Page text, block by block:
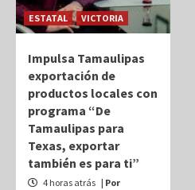
ESTATAL VICTORIA
Impulsa Tamaulipas
exportación de
productos locales con
programa “De
Tamaulipas para
Texas, exportar
también es para ti”
4 horas atrás | Por